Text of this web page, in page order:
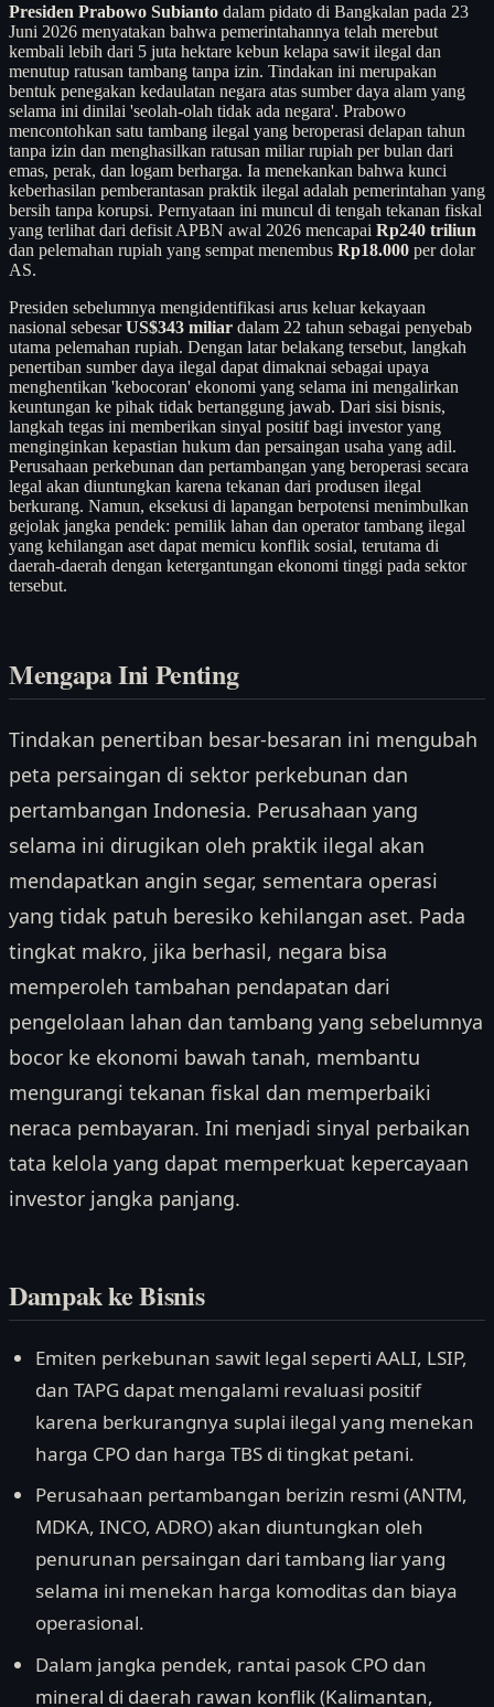
Presiden Prabowo Subianto dalam pidato di Bangkalan pada 23
Juni 2026 menyatakan bahwa pemerintahannya telah merebut
kembali lebih dari 5 juta hektare kebun kelapa sawit ilegal dan
menutup ratusan tambang tanpa izin. Tindakan ini merupakan
bentuk penegakan kedaulatan negara atas sumber daya alam yang
selama ini dinilai 'seolah-olah tidak ada negara'. Prabowo
mencontohkan satu tambang ilegal yang beroperasi delapan tahun
tanpa izin dan menghasilkan ratusan miliar rupiah per bulan dari
emas, perak, dan logam berharga. Ia menekankan bahwa kunci
keberhasilan pemberantasan praktik ilegal adalah pemerintahan yang
bersih tanpa korupsi. Pernyataan ini muncul di tengah tekanan fiskal
yang terlihat dari defisit APBN awal 2026 mencapai Rp240 triliun
dan pelemahan rupiah yang sempat menembus Rp18.000 per dolar
AS.
Presiden sebelumnya mengidentifikasi arus keluar kekayaan
nasional sebesarUS$343 miliar dalam 22 tahun sebagai penyebab
utama pelemahan rupiah. Dengan latar belakang tersebut, langkah
penertiban sumber daya ilegal dapat dimaknai sebagai upaya
menghentikan 'kebocoran' ekonomi yang selama ini mengalirkan
keuntungan ke pihak tidak bertanggung jawab. Dari sisi bisnis,
langkah tegas ini memberikan sinyal positif bagi investor yang
menginginkan kepastian hukum dan persaingan usaha yang adil.
Perusahaan perkebunan dan pertambangan yang beroperasi secara
legal akan diuntungkan karena tekanan dari produsen ilegal
berkurang. Namun, eksekusi di lapangan berpotensi menimbulkan
gejolak jangka pendek: pemilik lahan dan operator tambang ilegal
yang kehilangan aset dapat memicu konflik sosial, terutama di
daerah-daerah dengan ketergantungan ekonomi tinggi pada sektor
tersebut.
Mengapa Ini Penting
Tindakan penertiban besar-besaran ini mengubah
peta persaingan di sektor perkebunan dan
pertambangan Indonesia. Perusahaan yang
selama ini dirugikan oleh praktik ilegal akan
mendapatkan angin segar, sementara operasi
yang tidak patuh beresiko kehilangan aset. Pada
tingkat makro, jika berhasil, negara bisa
memperoleh tambahan pendapatan dari
pengelolaan lahan dan tambang yang sebelumnya
bocor ke ekonomi bawah tanah, membantu
mengurangi tekanan fiskal dan memperbaiki
neraca pembayaran. Ini menjadi sinyal perbaikan
tata kelola yang dapat memperkuat kepercayaan
investor jangka panjang.
Dampak ke Bisnis
Emiten perkebunan sawit legal seperti AALI, LSIP,
dan TAPG dapat mengalami revaluasi positif
karena berkurangnya suplai ilegal yang menekan
harga CPO dan harga TBS di tingkat petani.
Perusahaan pertambangan berizin resmi (ANTM,
MDKA, INCO, ADRO) akan diuntungkan oleh
penurunan persaingan dari tambang liar yang
selama ini menekan harga komoditas dan biaya
operasional.
Dalam jangka pendek, rantai pasok CPO dan
mineral di daerah rawan konflik (Kalimantan,